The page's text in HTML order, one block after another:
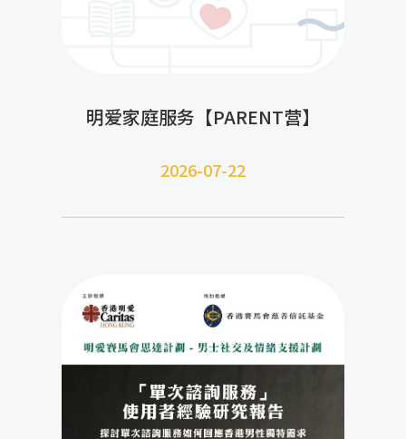
明爱家庭服务【PARENT营】
2026-07-22